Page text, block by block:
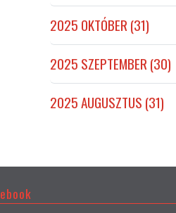
2025 OKTÓBER (31)
2025 SZEPTEMBER (30)
2025 AUGUSZTUS (31)